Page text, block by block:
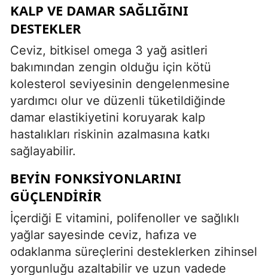
KALP VE DAMAR SAĞLIĞINI
DESTEKLER
Ceviz, bitkisel omega 3 yağ asitleri
bakımından zengin olduğu için kötü
kolesterol seviyesinin dengelenmesine
yardımcı olur ve düzenli tüketildiğinde
damar elastikiyetini koruyarak kalp
hastalıkları riskinin azalmasına katkı
sağlayabilir.
BEYIN FONKSIYONLARINI
GÜÇLENDIRIR
İçerdiği E vitamini, polifenoller ve sağlıklı
yağlar sayesinde ceviz, hafıza ve
odaklanma süreçlerini desteklerken zihinsel
yorgunluğu azaltabilir ve uzun vadede